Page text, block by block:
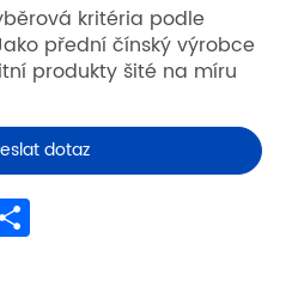
kritéria podle
přední čínský výrobce
produkty šité na míru
dotaz